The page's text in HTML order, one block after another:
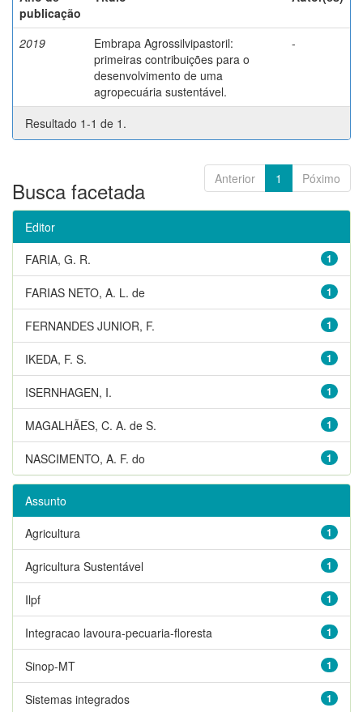
publicação
2019
Embrapa Agrossilvipastoril:
primeiras contribuições para o
desenvolvimento de uma
agropecuária sustentável.
-
Resultado 1-1 de 1.
Anterior 1 Póximo
Busca facetada
Editor
1
FARIA, G. R.
1
FARIAS NETO, A. L. de
1
FERNANDES JUNIOR, F.
1
IKEDA, F. S.
1
ISERNHAGEN, I.
1
MAGALHÃES, C. A. de S.
1
NASCIMENTO, A. F. do
Assunto
1
Agricultura
1
Agricultura Sustentável
1
Ilpf
1
Integracao lavoura-pecuaria-floresta
1
Sinop-MT
1
Sistemas integrados